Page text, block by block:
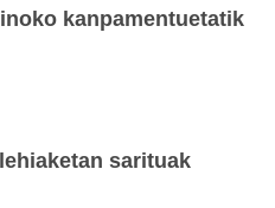
kanpamentuetatik
sarituak